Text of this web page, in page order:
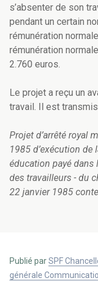
s’absenter de son
pendant un certain
rémunération
rémunération
2.760 euros.
Le projet a reçu un
travail. Il est
Projet d’arrêté royal
1985 d’exécution
éducation payé dans
des travailleurs - du
22 janvier 1985
Publié parSPF
générale